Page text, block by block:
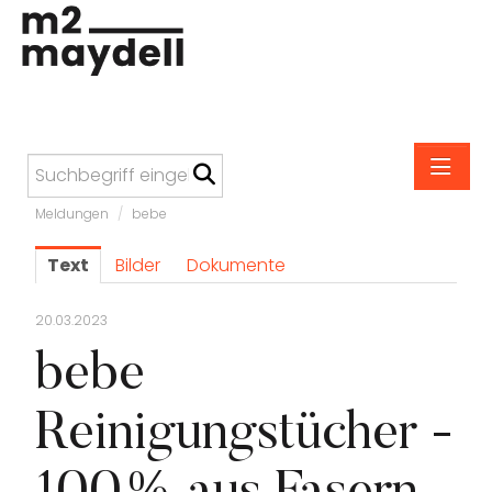
Meldungen
M2 Maydell
Altmann & Kühne
Anonimo
bebe
Carefree
Carl Suchy & Söhne
Meldungen / bebe
Text Bilder Dokumente
20.03.2023
bebe
Reinigungstücher -